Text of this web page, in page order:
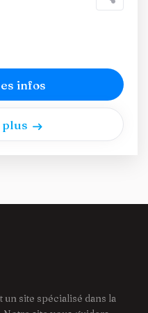
infos
plus
site spécialisé dans la